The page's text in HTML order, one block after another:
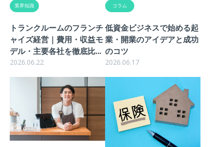
業界知識
トランクルームのフランチ
ャイズ経営｜費用・収益モ
デル・主要各社を徹底比...
2026.06.22
コラム
低資金ビジネスで始める起
業・開業のアイデアと成功
のコツ
2026.06.17